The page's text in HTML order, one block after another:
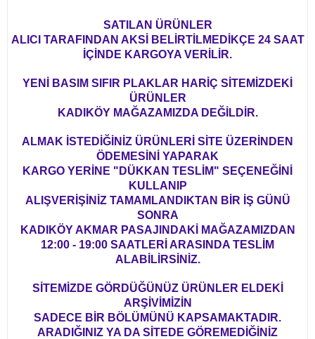
SATILAN ÜRÜNLER
ALICI TARAFINDAN AKSİ BELİRTİLMEDİKÇE 24 SAAT
İÇİNDE KARGOYA VERİLİR.
YENİ BASIM SIFIR PLAKLAR HARİÇ SİTEMİZDEKİ
ÜRÜNLER
KADIKÖY MAĞAZAMIZDA DEĞİLDİR.
ALMAK İSTEDİĞİNİZ ÜRÜNLERİ SİTE ÜZERİNDEN
ÖDEMESİNİ YAPARAK
KARGO YERİNE "DÜKKAN TESLİM" SEÇENEĞİNİ
KULLANIP
ALIŞVERİŞİNİZ TAMAMLANDIKTAN BİR İŞ GÜNÜ
SONRA
KADIKÖY AKMAR PASAJINDAKİ MAĞAZAMIZDAN
12:00 - 19:00 SAATLERİ ARASINDA TESLİM
ALABİLİRSİNİZ.
SİTEMİZDE GÖRDÜĞÜNÜZ ÜRÜNLER ELDEKİ
ARŞİVİMİZİN
SADECE BİR BÖLÜMÜNÜ KAPSAMAKTADIR.
ARADIĞINIZ YA DA SİTEDE GÖREMEDİĞİNİZ